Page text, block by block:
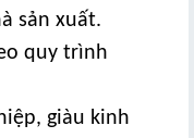
sản xuất.
quy trình
giàu kinh